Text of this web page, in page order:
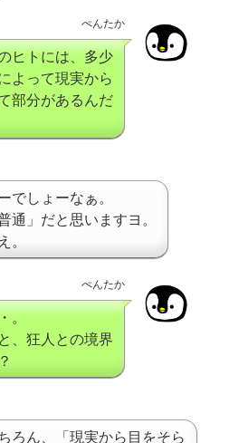
ぺんたか
ヒトには、多少
よって現実から
部分があるんだ
でしょーなぁ。
通」だと思いますヨ。
。
ぺんたか
。
、狂人との境界
ろん、「現実から目をそら